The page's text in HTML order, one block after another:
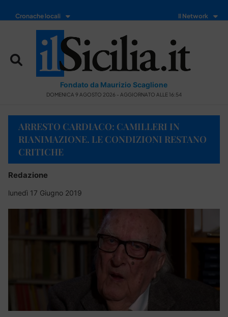
Cronache locali Il Network
Fondato da Maurizio Scaglione
DOMENICA 9 AGOSTO 2026 - AGGIORNATO ALLE 16:54
ARRESTO CARDIACO: CAMILLERI IN
RIANIMAZIONE. LE CONDIZIONI RESTANO
CRITICHE
Redazione
lunedì 17 Giugno 2019